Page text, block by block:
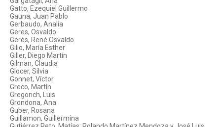
Gatto, Ezequiel Guillermo
Gauna, Juan Pablo
Gerbaudo, Analía
Geres, Osvaldo
Gerés, René Osvaldo
Gilio, María Esther
Giller, Diego Martín
Gilman, Claudia
Glocer, Silvia
Gonnet, Víctor
Greco, Martín
Gregorich, Luis
Grondona, Ana
Guber, Rosana
Guillamon, Guillermina